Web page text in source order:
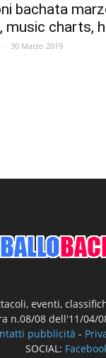
bachata
music charts,
- 30 Marzo 2019
eventi,
n.08/08 dell'11/04/
pubblicità -
SOCIAL: